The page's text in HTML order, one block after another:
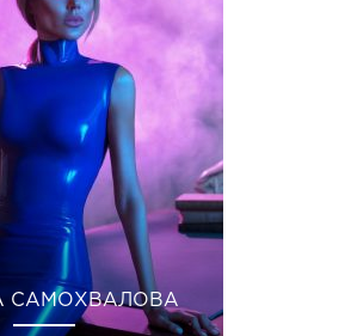
САМОХВАЛОВА